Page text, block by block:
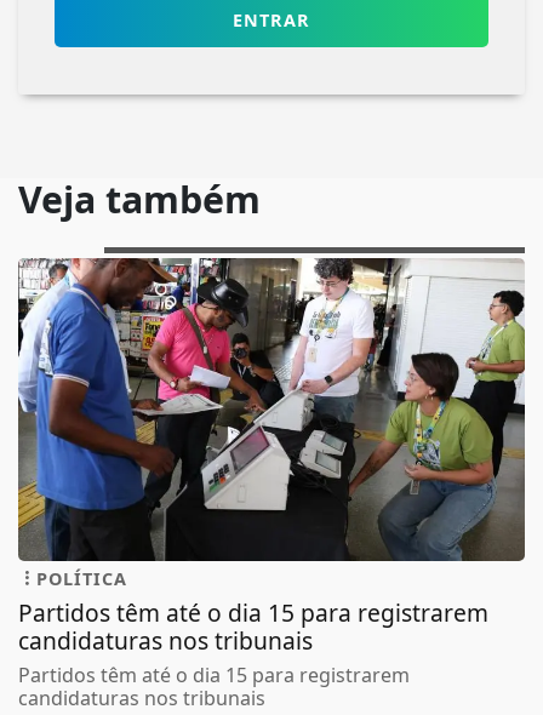
ENTRAR
Veja também
POLÍTICA
Partidos têm até o dia 15 para registrarem
candidaturas nos tribunais
Partidos têm até o dia 15 para registrarem
candidaturas nos tribunais